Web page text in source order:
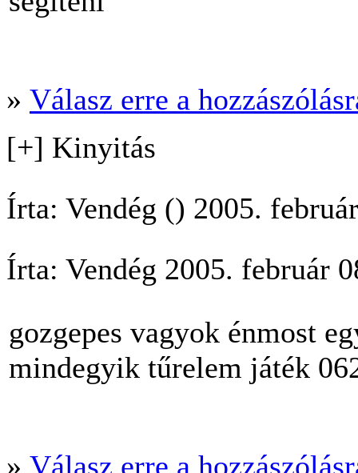
» Válasz erre a
[+] Kinyitás
Írta: Vendég () 2005.
Írta: Vendég 2005. február
gozgepes vagyok énmost
mindegyik tűrelem játék
» Válasz erre a